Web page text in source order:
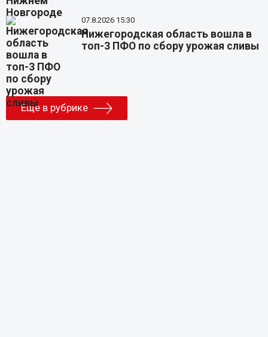
07.8.2026 15:30
Нижегородская область вошла в
топ-3 ПФО по сбору урожая сливы
Еще в рубрике